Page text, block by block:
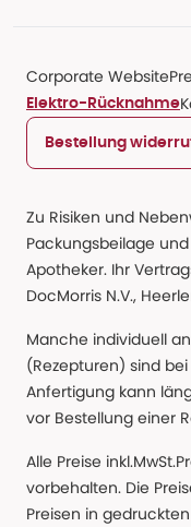
Corporate Website
Elektro-Rücknahme
Bestellung
Zu Risiken und
Packungsbeilage
Apotheker. Ihr
DocMorris N.V.,
Manche individuell
(Rezepturen) sind
Anfertigung kann
vor Bestellung einer
Alle Preise
vorbehalten. Die
Preisen in